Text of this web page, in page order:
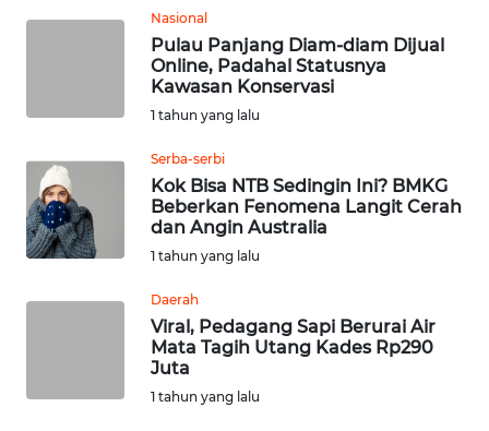
Nasional
Pulau Panjang Diam-diam Dijual
Online, Padahal Statusnya
Kawasan Konservasi
1 tahun yang lalu
Serba-serbi
Kok Bisa NTB Sedingin Ini? BMKG
Beberkan Fenomena Langit Cerah
dan Angin Australia
1 tahun yang lalu
Daerah
Viral, Pedagang Sapi Berurai Air
Mata Tagih Utang Kades Rp290
Juta
1 tahun yang lalu
WN
MALUT
WN
DAIRI
WN